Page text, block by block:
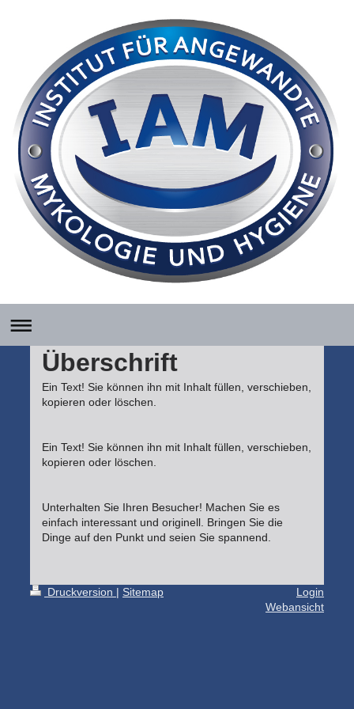
Überschrift
Ein Text! Sie können ihn mit Inhalt füllen, verschieben,
kopieren oder löschen.
Ein Text! Sie können ihn mit Inhalt füllen, verschieben,
kopieren oder löschen.
Unterhalten Sie Ihren Besucher! Machen Sie es
einfach interessant und originell. Bringen Sie die
Dinge auf den Punkt und seien Sie spannend.
Druckversion | Sitemap
Login
Webansicht